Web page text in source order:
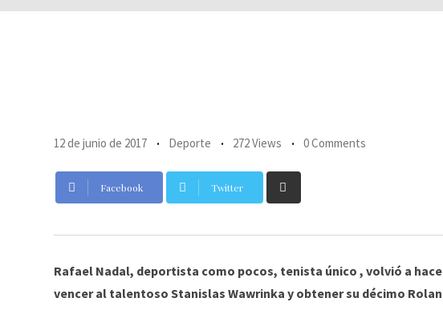
12 de junio de 2017 Deporte 272 Views 0 Comments
Facebook Twitter
via
Rafael Nadal, deportista como pocos, tenista único , volvió a
vencer al talentoso Stanislas Wawrinka y obtener su décimo